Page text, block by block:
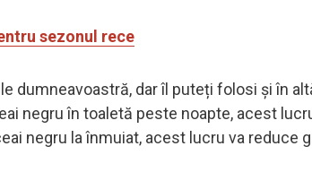
sezonul rece
dumneavoastră, dar îl puteți folosi și în
negru în toaletă peste noapte, acest
negru la înmuiat, acest lucru va reduce